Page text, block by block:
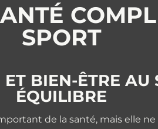
SPORT
BIEN-ÊTRE AU
ÉQUILIBRE
de la santé, mais elle